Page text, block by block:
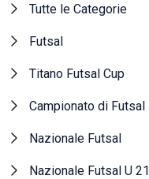
Tutte le Categorie
Futsal
Titano Futsal Cup
Campionato di Futsal
Nazionale Futsal
Nazionale Futsal U 21